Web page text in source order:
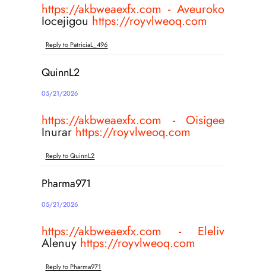
https://akbweaexfx.com - Aveuroko
Iocejigou https://royvlweoq.com
Reply to PatriciaL_496
QuinnL2
05/21/2026
https://akbweaexfx.com - Oisigee
Inurar https://royvlweoq.com
Reply to QuinnL2
Pharma971
05/21/2026
https://akbweaexfx.com - Eleliv
Alenuy https://royvlweoq.com
Reply to Pharma971